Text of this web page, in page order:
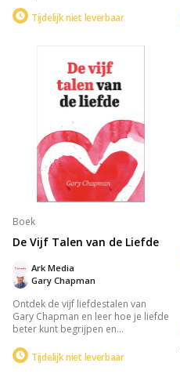
uitdagingen, brengt het boek een
je dagelijkse leven.
Tijdelijk niet leverbaar
Boek
De Vijf Talen van de Liefde
Gary Chapman
Ark Media
Ontdek de vijf liefdestalen van
Gary Chapman en leer hoe je liefde
beter kunt begrijpen en
inzicht in de unieke manieren
waarop mensen liefde uiten en
Tijdelijk niet leverbaar